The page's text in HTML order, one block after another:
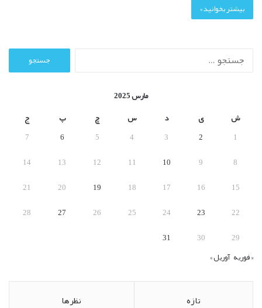
بیشتر بخوانید »
مارس 2025
ش
ی د س چ پ
ج
1
2
3
4
5
6
7
8
9
10
11
12
13
14
15
16
17
18
19
20
21
22
23
24
25
26
27
28
29
30
31
« فوریه آوریل »
تازه نظرها